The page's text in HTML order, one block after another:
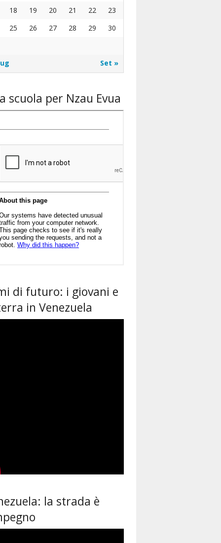
18 19 20 21 22
23
25 26 27 28 29
30
Set »
scuola per Nzau Evua
di futuro: i giovani e
in Venezuela
la strada è